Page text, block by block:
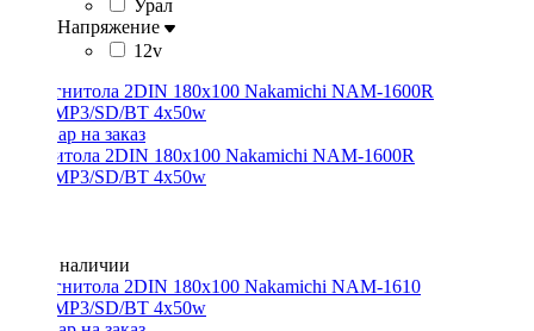
Урал
Напряжение
12v
Магнитола 2DIN 180x100 Nakamichi NAM-1600R
USB/MP3/SD/BT 4x50w
Нет в наличии